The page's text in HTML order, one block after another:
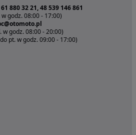
880 32 21, 48 539 146 861
godz. 08:00 - 17:00)
w godz. 08:00 - 20:00)
pt. w godz. 09:00 - 17:00)